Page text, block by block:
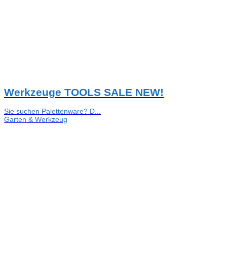
Werkzeuge TOOLS SALE NEW!
Sie suchen Palettenware? D...
Garten & Werkzeug